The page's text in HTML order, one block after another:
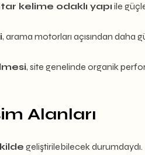
kelime odaklı yapı ile
, arama motorları açısından daha
, site genelinde organik
Alanları
geliştirilebilecek durumdaydı.